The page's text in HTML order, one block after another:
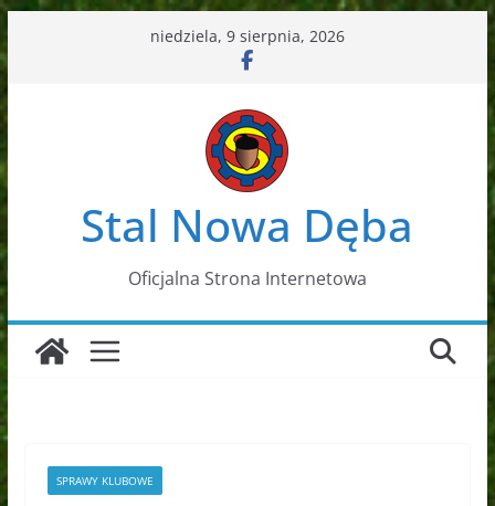
do
treści
niedziela, 9 sierpnia, 2026
Stal Nowa Dęba
Oficjalna Strona Internetowa
SPRAWY KLUBOWE